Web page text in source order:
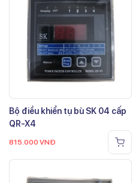
Bộ điều khiển tụ bù SK 04 cấp
QR-X4
815.000 VNĐ